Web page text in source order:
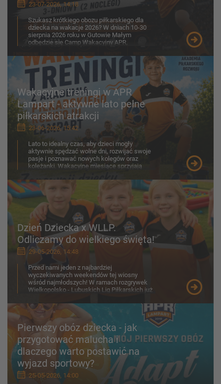
23-07-2026, 14:18
Szukasz krótkiego obozu piłkarskiego dla
dziecka na wakacje 2026? W dniach 10-30
sierpnia 2026 roku w Gutowie Małym
odbędzie się Camp Wakacyjny APR,
Wakacyjne treningi w APR
Lampart - aktywne lato pełne
piłkarskich atrakcji
23-06-2026, 15:42
Lato to idealny czas, aby dzieci mogły
aktywnie spędzać wolne dni, rozwijać swoje
pasje i poznawać nowych kolegów oraz
koleżanki. Wakacyjne miesiące sprzyjają
Dzień Dziecka x WLLP.
Odliczamy do wielkiego święta!
29-05-2026, 14:48
Przed nami jeden z najbardziej
wyczekiwanych weekendów tej wiosny
wśród najmłodszych! W ramach rozgrywek
Wielkopolsko - Lubuskich Lig Piłkarskich już
Pierwszy obóz dziecka - jak
przygotować malucha i
dlaczego warto postawić na
wyjazd sportowy?
25-05-2026, 14:00